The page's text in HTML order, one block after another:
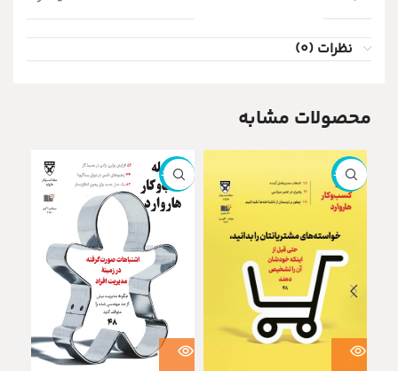
نظرات (0)
محصولات مشابه
ناموجود ناموجود